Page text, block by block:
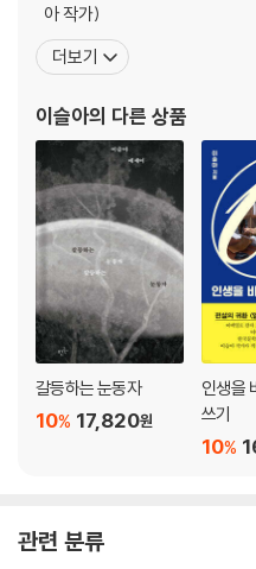
운동과 바람
어느 코미디언의 글쓰기
양다솔의 『간지럼 태우기』를 읽
오스카는 사랑을 복원하며 열심히
조나단 사프란 포어의 『엄청나게
03p)
다시의 천재
아 작가)
더보기
이슬아의 다른 상품
갈등하는 눈동자
17,820원
10%
인생을
쓰기
10%
관련 분류